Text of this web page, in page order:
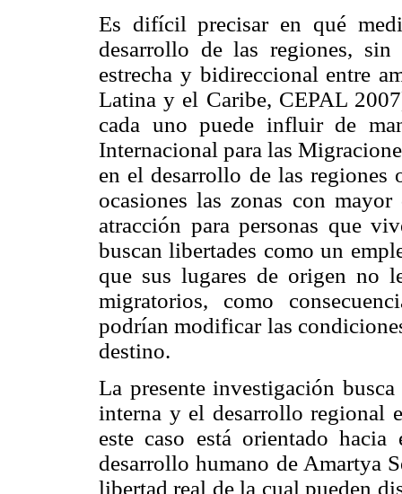
Es difícil precisar en qué
desarrollo de las regiones,
estrecha y bidireccional entre
Latina y el Caribe, CEPAL
cada uno puede influir de
Internacional para las
en el desarrollo de las
ocasiones las zonas con
atracción para personas que
buscan libertades como un
que sus lugares de origen no
migratorios, como
podrían modificar las
destino.
La presente investigación
interna y el desarrollo regional
este caso está orientado
desarrollo humano de Amartya
libertad real de la cual pueden